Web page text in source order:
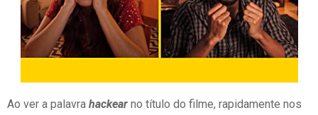
Ao ver a palavra hackear no título do filme, rapidamente nos